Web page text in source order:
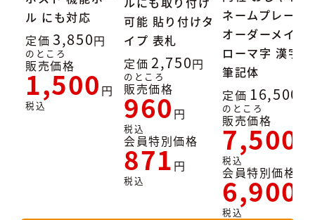
ル にも対応
定価 3,850
のところ
販売価格
1,500
税込
可能 貼り付けタ
イプ 表札
定価 2,750
のところ
販売価格
960
税込
会員特別価格
871
税込
ネームプレート
オーダーメイド
ローマ字 漢字
筆記体
定価 16,500
のところ
販売価格
7,500
税込
会員特別価格
6,900
税込